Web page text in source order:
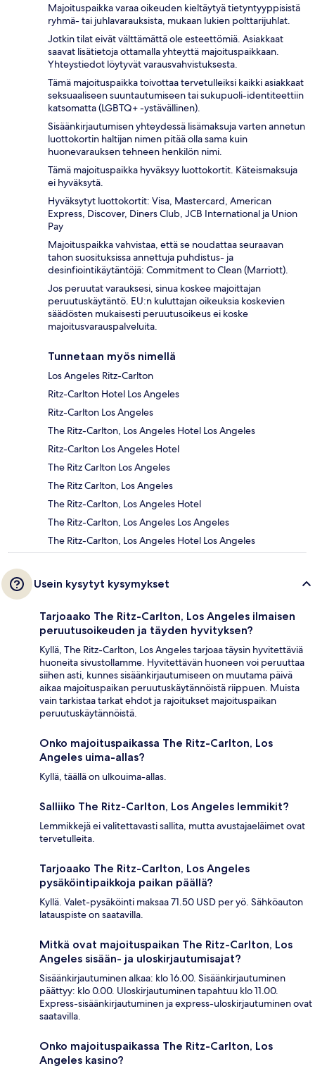
Majoituspaikka varaa oikeuden kieltäytyä tietyntyyppisistä
ryhmä- tai juhlavarauksista, mukaan lukien polttarijuhlat.
Jotkin tilat eivät välttämättä ole esteettömiä. Asiakkaat
saavat lisätietoja ottamalla yhteyttä majoituspaikkaan.
Yhteystiedot löytyvät varausvahvistuksesta.
Tämä majoituspaikka toivottaa tervetulleiksi kaikki asiakkaat
seksuaaliseen suuntautumiseen tai sukupuoli-identiteettiin
katsomatta (LGBTQ+ -ystävällinen).
Sisäänkirjautumisen yhteydessä lisämaksuja varten annetun
luottokortin haltijan nimen pitää olla sama kuin
huonevarauksen tehneen henkilön nimi.
Tämä majoituspaikka hyväksyy luottokortit. Käteismaksuja
ei hyväksytä.
Hyväksytyt luottokortit: Visa, Mastercard, American
Express, Discover, Diners Club, JCB International ja Union
Pay
Majoituspaikka vahvistaa, että se noudattaa seuraavan
tahon suosituksissa annettuja puhdistus- ja
desinfiointikäytäntöjä: Commitment to Clean (Marriott).
Jos peruutat varauksesi, sinua koskee majoittajan
peruutuskäytäntö. EU:n kuluttajan oikeuksia koskevien
säädösten mukaisesti peruutusoikeus ei koske
majoitusvarauspalveluita.
Tunnetaan myös nimellä
Los Angeles Ritz-Carlton
Ritz-Carlton Hotel Los Angeles
Ritz-Carlton Los Angeles
The Ritz-Carlton, Los Angeles Hotel Los Angeles
Ritz-Carlton Los Angeles Hotel
The Ritz Carlton Los Angeles
The Ritz Carlton, Los Angeles
The Ritz-Carlton, Los Angeles Hotel
The Ritz-Carlton, Los Angeles Los Angeles
The Ritz-Carlton, Los Angeles Hotel Los Angeles
Usein kysytyt kysymykset
Tarjoaako The Ritz-Carlton, Los Angeles ilmaisen
peruutusoikeuden ja täyden hyvityksen?
Kyllä, The Ritz-Carlton, Los Angeles tarjoaa täysin hyvitettäviä
huoneita sivustollamme. Hyvitettävän huoneen voi peruuttaa
siihen asti, kunnes sisäänkirjautumiseen on muutama päivä
aikaa majoituspaikan peruutuskäytännöistä riippuen. Muista
vain tarkistaa tarkat ehdot ja rajoitukset majoituspaikan
peruutuskäytännöistä.
Onko majoituspaikassa The Ritz-Carlton, Los
Angeles uima-allas?
Kyllä, täällä on ulkouima-allas.
Salliiko The Ritz-Carlton, Los Angeles lemmikit?
Lemmikkejä ei valitettavasti sallita, mutta avustajaeläimet ovat
tervetulleita.
Tarjoaako The Ritz-Carlton, Los Angeles
pysäköintipaikkoja paikan päällä?
Kyllä. Valet-pysäköinti maksaa 71.50 USD per yö. Sähköauton
latauspiste on saatavilla.
Mitkä ovat majoituspaikan The Ritz-Carlton, Los
Angeles sisään- ja uloskirjautumisajat?
Sisäänkirjautuminen alkaa: klo 16.00. Sisäänkirjautuminen
päättyy: klo 0.00. Uloskirjautuminen tapahtuu klo 11.00.
Express-sisäänkirjautuminen ja express-uloskirjautuminen ovat
saatavilla.
Onko majoituspaikassa The Ritz-Carlton, Los
Angeles kasino?